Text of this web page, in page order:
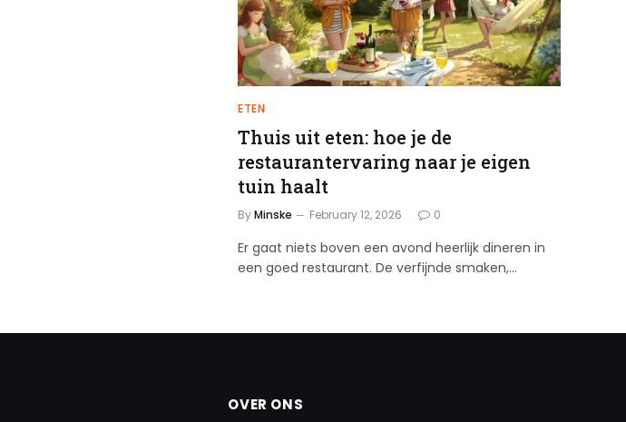
ETEN
Thuis uit eten: hoe je de
restaurantervaring naar je eigen
tuin haalt
ByMinske February 12, 2026 0
Er gaat niets boven een avond heerlijk dineren in
een goed restaurant. De verfijnde smaken,…
OVER ONS